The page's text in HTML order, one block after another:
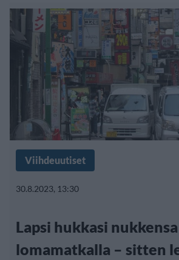
Viihdeuutiset
30.8.2023, 13:30
Lapsi hukkasi nukkensa
lomamatkalla – sitten